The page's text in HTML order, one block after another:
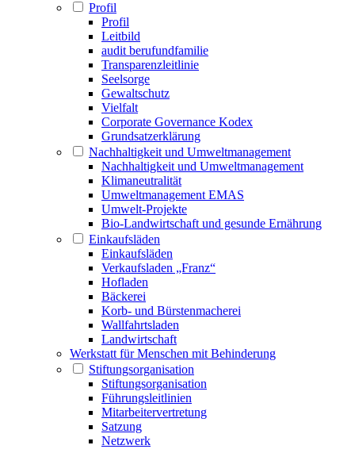
Profil
Profil
Leitbild
audit berufundfamilie
Transparenzleitlinie
Seelsorge
Gewaltschutz
Vielfalt
Corporate Governance Kodex
Grundsatzerklärung
Nachhaltigkeit und Umweltmanagement
Nachhaltigkeit und Umweltmanagement
Klimaneutralität
Umweltmanagement EMAS
Umwelt-Projekte
Bio-Landwirtschaft und gesunde Ernährung
Einkaufsläden
Einkaufsläden
Verkaufsladen „Franz“
Hofladen
Bäckerei
Korb- und Bürstenmacherei
Wallfahrtsladen
Landwirtschaft
Werkstatt für Menschen mit Behinderung
Stiftungsorganisation
Stiftungsorganisation
Führungsleitlinien
Mitarbeitervertretung
Satzung
Netzwerk